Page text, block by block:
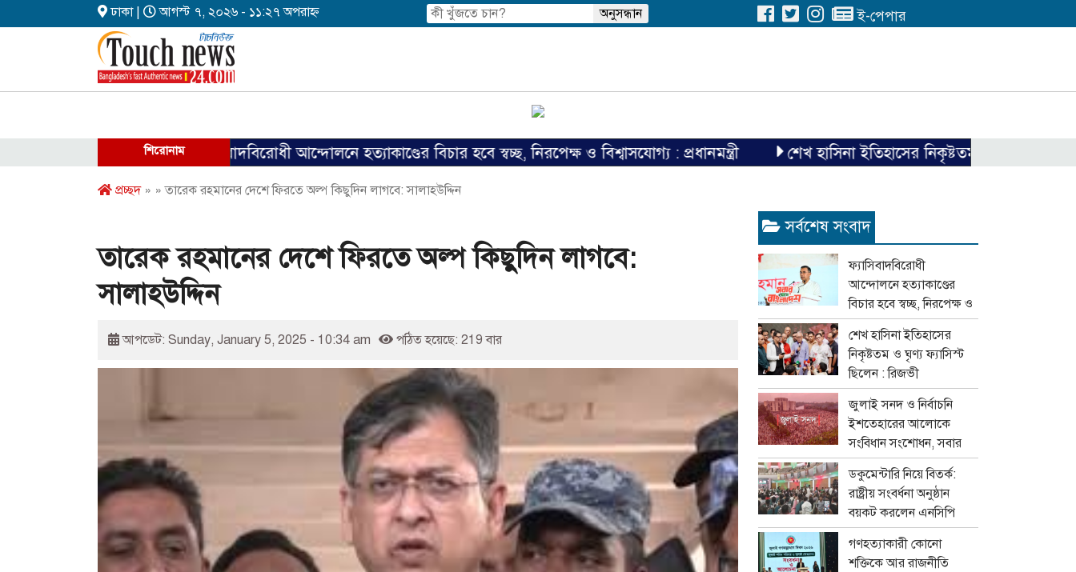
ঢাকা | আগস্ট ৭, ২০২৬ - ১১:২৭ অপরাহ্ন ই-পেপার
শিরোনাম
ফ্যাসিবাদবিরোধী আন্দোলনে হত্যাকাণ্ডের বিচার হবে স্বচ্ছ, নিরপেক্ষ ও বিশ্বাসযোগ্য : প্রধানমন্ত্রী শেখ হাসিনা ইতিহাসের নিকৃষ্টতম ও ঘৃণ্য ফ্যাসিস্ট
প্রচ্ছদ» » তারেক রহমানের দেশে ফিরতে অল্প কিছুদিন লাগবে: সালাহউদ্দিন
তারেক রহমানের দেশে ফিরতে অল্প কিছুদিন লাগবে:
সালাহউদ্দিন
আপডেট: Sunday, January 5, 2025 - 10:34 am পঠিত হয়েছে: 219 বার
সর্বশেষ সংবাদ
ফ্যাসিবাদবিরোধী
আন্দোলনে হত্যাকাণ্ডের
বিচার হবে স্বচ্ছ, নিরপেক্ষ ও
বিশ্বাসযোগ্য : প্রধানমন্ত্রী
শেখ হাসিনা ইতিহাসের
নিকৃষ্টতম ও ঘৃণ্য ফ্যাসিস্ট
ছিলেন : রিজভী
জুলাই সনদ ও নির্বাচনি
ইশতেহারের আলোকে
সংবিধান সংশোধন, সবার
মতামত নেবে বিশেষ কমিটি
ডকুমেন্টারি নিয়ে বিতর্ক:
রাষ্ট্রীয় সংবর্ধনা অনুষ্ঠান
বয়কট করলেন এনসিপি
নেতারা
গণহত্যাকারী কোনো
শক্তিকে আর রাজনীতি